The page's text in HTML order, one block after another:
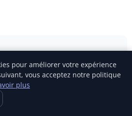
nos derniers articles
boîte mail.
pour améliorer votre expérience
vous acceptez notre politique
plus